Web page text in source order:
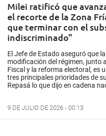
Milei ratificó que
el recorte de la Zona
que terminar con el
indiscriminado"
El Jefe de Estado aseguró que la
modificación del régimen, junto
Fiscal y la reforma electoral, es
tres principales prioridades de
Repasá lo que dijo en cadena
9 DE JULIO DE 2026 - 00:13